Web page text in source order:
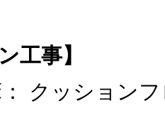
工事】
クッション